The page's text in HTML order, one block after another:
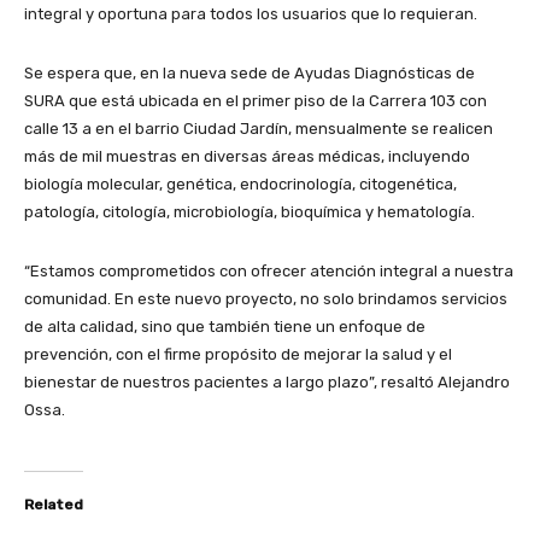
integral y oportuna para todos los usuarios que lo requieran.
Se espera que, en la nueva sede de Ayudas Diagnósticas de
SURA que está ubicada en el primer piso de la Carrera 103 con
calle 13 a en el barrio Ciudad Jardín, mensualmente se realicen
más de mil muestras en diversas áreas médicas, incluyendo
biología molecular, genética, endocrinología, citogenética,
patología, citología, microbiología, bioquímica y hematología.
“Estamos comprometidos con ofrecer atención integral a nuestra
comunidad. En este nuevo proyecto, no solo brindamos servicios
de alta calidad, sino que también tiene un enfoque de
prevención, con el firme propósito de mejorar la salud y el
bienestar de nuestros pacientes a largo plazo”, resaltó Alejandro
Ossa.
Related